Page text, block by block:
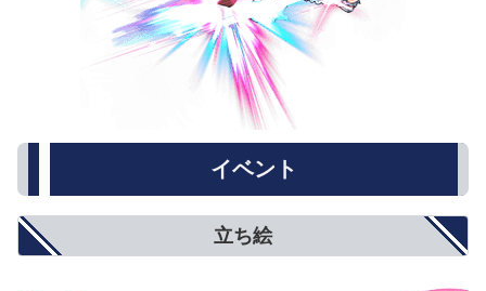
イベント
立ち絵